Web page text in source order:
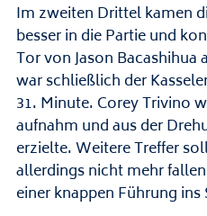
Im zweiten Drittel kamen
besser in die Partie und
Tor von Jason Bacashihua
war schließlich der
31. Minute. Corey Trivino
aufnahm und aus der
erzielte. Weitere Treffer
allerdings nicht mehr
einer knappen Führung